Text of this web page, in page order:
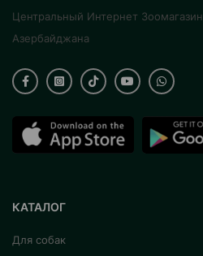
Центральный Интернет Зоомагазин
Азербайджана
КАТАЛОГ
Для собак